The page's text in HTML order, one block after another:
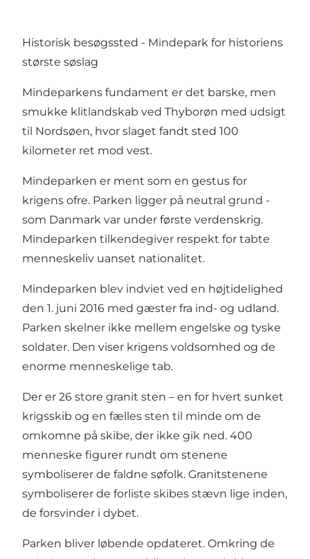
Historisk besøgssted - Mindepark for historiens
største søslag
Mindeparkens fundament er det barske, men
smukke klitlandskab ved Thyborøn med udsigt
til Nordsøen, hvor slaget fandt sted 100
kilometer ret mod vest.
Mindeparken er ment som en gestus for
krigens ofre. Parken ligger på neutral grund -
som Danmark var under første verdenskrig.
Mindeparken tilkendegiver respekt for tabte
menneskeliv uanset nationalitet.
Mindeparken blev indviet ved en højtidelighed
den 1. juni 2016 med gæster fra ind- og udland.
Parken skelner ikke mellem engelske og tyske
soldater. Den viser krigens voldsomhed og de
enorme menneskelige tab.
Der er 26 store granit sten – en for hvert sunket
krigsskib og en fælles sten til minde om de
omkomne på skibe, der ikke gik ned. 400
menneske figurer rundt om stenene
symboliserer de faldne søfolk. Granitstenene
symboliserer de forliste skibes stævn lige inden,
de forsvinder i dybet.
Parken bliver løbende opdateret. Omkring de